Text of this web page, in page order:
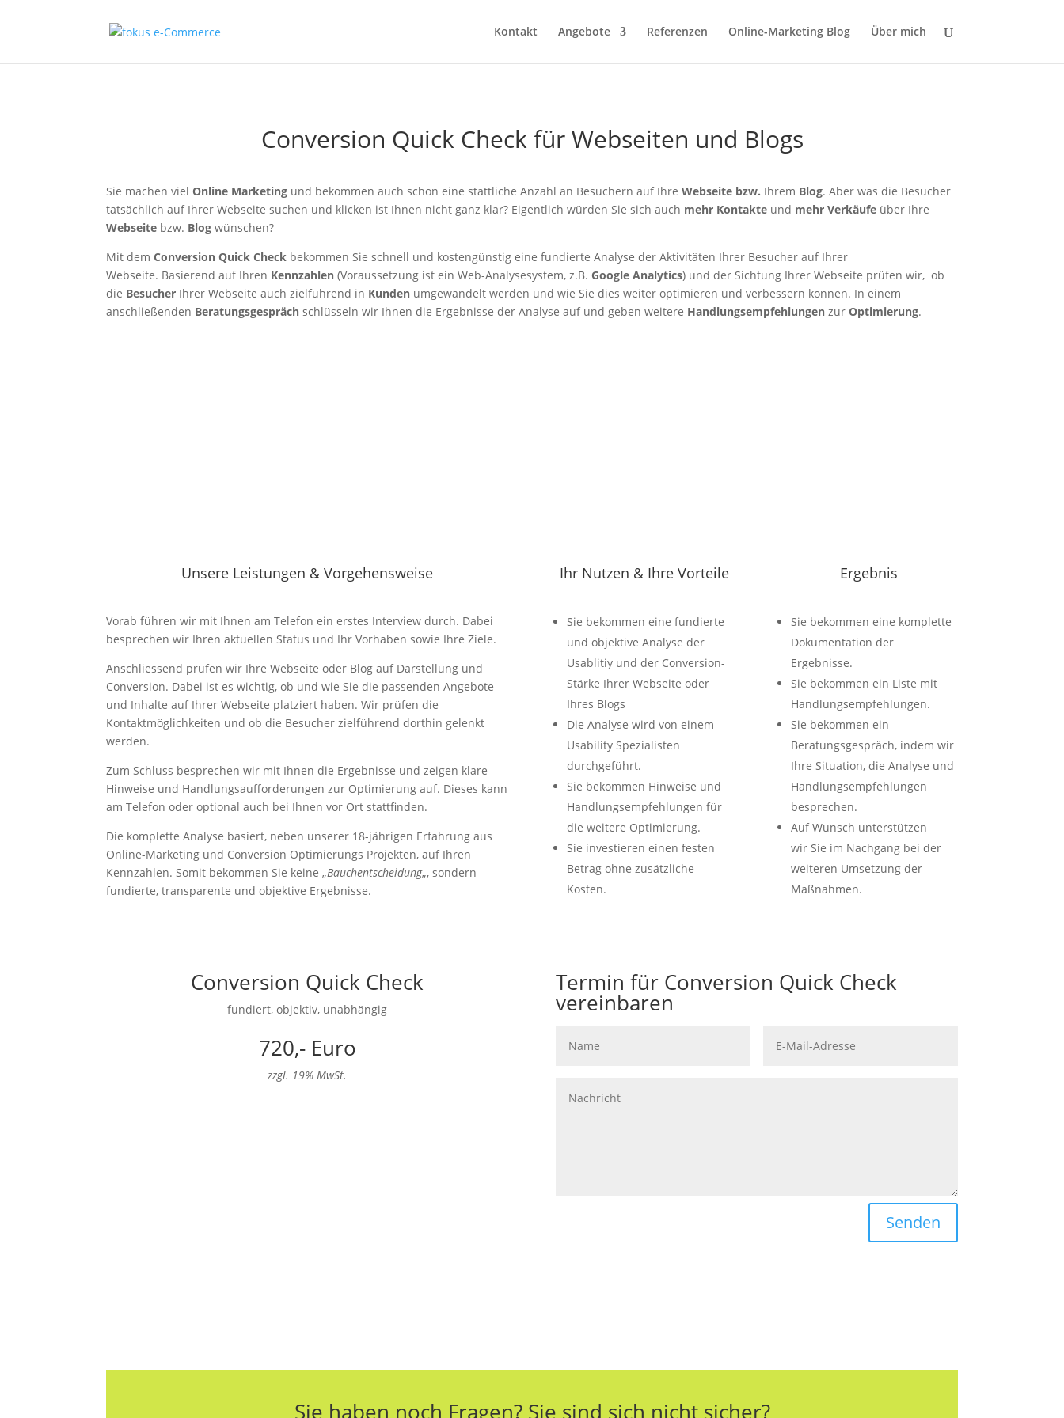
Kontakt Angebote Referenzen Online-Marketing Blog Über mich
Conversion Quick Check für Webseiten und Blogs
Sie machen vielOnline Marketing und bekommen auch schon eine stattliche Anzahl an Besuchern auf IhreWebseite bzw. Ihrem Blog. Aber was die Besucher
tatsächlich auf Ihrer Webseite suchen und klicken ist Ihnen nicht ganz klar? Eigentlich würden Sie sich auch mehr Kontakte und mehr Verkäufe über Ihre
Webseite bzw. Blog wünschen?
Mit demConversion Quick Check bekommen Sie schnell und kostengünstig eine fundierte Analyse der Aktivitäten Ihrer Besucher auf Ihrer
Webseite. Basierend auf Ihren Kennzahlen (Voraussetzung ist ein Web-Analysesystem, z.B.Google Analytics) und der Sichtung Ihrer Webseite prüfen wir, ob
die Besucher Ihrer Webseite auch zielführend in Kunden umgewandelt werden und wie Sie dies weiter optimieren und verbessern können. In einem
anschließenden Beratungsgespräch schlüsseln wir Ihnen die Ergebnisse der Analyse auf und geben weitere Handlungsempfehlungen zurOptimierung.
Unsere Leistungen & Vorgehensweise
Vorab führen wir mit Ihnen am Telefon ein erstes Interview durch. Dabei
besprechen wir Ihren aktuellen Status und Ihr Vorhaben sowie Ihre Ziele.
Anschliessend prüfen wir Ihre Webseite oder Blog auf Darstellung und
Conversion. Dabei ist es wichtig, ob und wie Sie die passenden Angebote
und Inhalte auf Ihrer Webseite platziert haben. Wir prüfen die
Kontaktmöglichkeiten und ob die Besucher zielführend dorthin gelenkt
werden.
Zum Schluss besprechen wir mit Ihnen die Ergebnisse und zeigen klare
Hinweise und Handlungsaufforderungen zur Optimierung auf. Dieses kann
am Telefon oder optional auch bei Ihnen vor Ort stattfinden.
Die komplette Analyse basiert, neben unserer 18-jährigen Erfahrung aus
Online-Marketing und Conversion Optimierungs Projekten, auf Ihren
Kennzahlen. Somit bekommen Sie keine „Bauchentscheidung„, sondern
fundierte, transparente und objektive Ergebnisse.
Ihr Nutzen & Ihre Vorteile
Sie bekommen eine fundierte
und objektive Analyse der
Usablitiy und der Conversion-
Stärke Ihrer Webseite oder
Ihres Blogs
Die Analyse wird von einem
Usability Spezialisten
durchgeführt.
Sie bekommen Hinweise und
Handlungsempfehlungen für
die weitere Optimierung.
Sie investieren einen festen
Betrag ohne zusätzliche
Kosten.
Ergebnis
Sie bekommen eine komplette
Dokumentation der
Ergebnisse.
Sie bekommen ein Liste mit
Handlungsempfehlungen.
Sie bekommen ein
Beratungsgespräch, indem wir
Ihre Situation, die Analyse und
Handlungsempfehlungen
besprechen.
Auf Wunsch unterstützen
wir Sie im Nachgang bei der
weiteren Umsetzung der
Maßnahmen.
Conversion Quick Check
fundiert, objektiv, unabhängig
720,- Euro
zzgl. 19% MwSt.
Termin für Conversion Quick Check
vereinbaren
Senden
Sie haben noch Fragen? Sie sind sich nicht sicher?